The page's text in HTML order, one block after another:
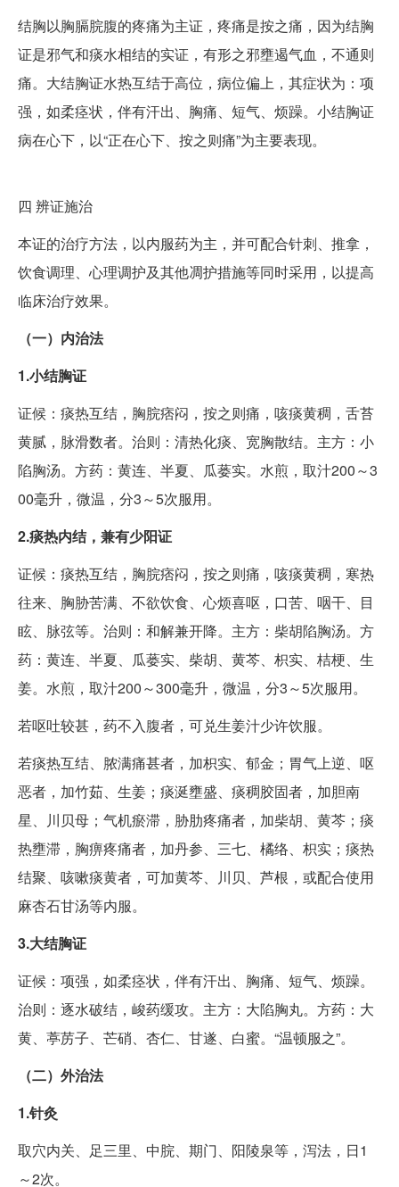
结胸以胸膈脘腹的疼痛为主证，疼痛是按之痛，因为结胸
证是邪气和痰水相结的实证，有形之邪壅遏气血，不通则
痛。大结胸证水热互结于高位，病位偏上，其症状为：项
强，如柔痉状，伴有汗出、胸痛、短气、烦躁。小结胸证
病在心下，以“正在心下、按之则痛”为主要表现。
四 辨证施治
本证的治疗方法，以内服药为主，并可配合针刺、推拿，
饮食调理、心理调护及其他凋护措施等同时采用，以提高
临床治疗效果。
（一）内治法
1.小结胸证
证候：痰热互结，胸脘痞闷，按之则痛，咳痰黄稠，舌苔
黄腻，脉滑数者。治则：清热化痰、宽胸散结。主方：小
陷胸汤。方药：黄连、半夏、瓜蒌实。水煎，取汁200～3
00毫升，微温，分3～5次服用。
2.痰热内结，兼有少阳证
证候：痰热互结，胸脘痞闷，按之则痛，咳痰黄稠，寒热
往来、胸胁苦满、不欲饮食、心烦喜呕，口苦、咽干、目
眩、脉弦等。治则：和解兼开降。主方：柴胡陷胸汤。方
药：黄连、半夏、瓜蒌实、柴胡、黄芩、枳实、桔梗、生
姜。水煎，取汁200～300毫升，微温，分3～5次服用。
若呕吐较甚，药不入腹者，可兑生姜汁少许饮服。
若痰热互结、脓满痛甚者，加枳实、郁金；胃气上逆、呕
恶者，加竹茹、生姜；痰涎壅盛、痰稠胶固者，加胆南
星、川贝母；气机瘀滞，胁肋疼痛者，加柴胡、黄芩；痰
热壅滞，胸痹疼痛者，加丹参、三七、橘络、枳实；痰热
结聚、咳嗽痰黄者，可加黄芩、川贝、芦根，或配合使用
麻杏石甘汤等内服。
3.大结胸证
证候：项强，如柔痉状，伴有汗出、胸痛、短气、烦躁。
治则：逐水破结，峻药缓攻。主方：大陷胸丸。方药：大
黄、葶苈子、芒硝、杏仁、甘遂、白蜜。“温顿服之”。
（二）外治法
1.针灸
取穴内关、足三里、中脘、期门、阳陵泉等，泻法，日1
～2次。